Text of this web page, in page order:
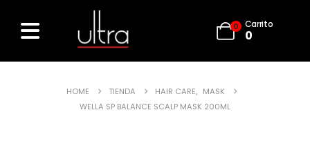
0 Carrito
0
HOME TIENDA HAIR CARE, MASK
WELLA SP BALANCE SCALP MASK 200ML